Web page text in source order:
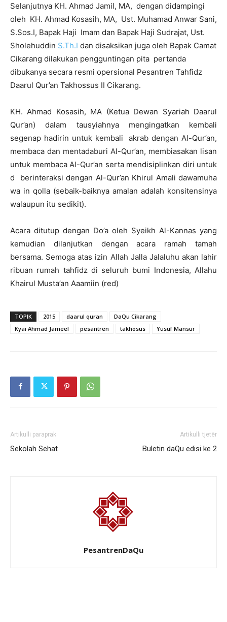
Selanjutnya KH. Ahmad Jamil, MA, dengan didampingi
oleh KH. Ahmad Kosasih, MA, Ust. Muhamad Anwar Sani,
S.Sos.I, Bapak Haji Imam dan Bapak Haji Sudrajat, Ust.
Sholehuddin S.Th.I dan disaksikan juga oleh Bapak Camat
Cikarang dilakukan pengguntingan pita pertanda
dibukanya secara resmi opersional Pesantren Tahfidz
Daarul Qur’an Takhossus II Cikarang.
KH. Ahmad Kosasih, MA (Ketua Dewan Syariah Daarul
Qur’an) dalam tausyiahnya mengingatkan kembali
segenap hadirin untuk kembali akrab dengan Al-Qur’an,
membaca dan mentadaburi Al-Qur’an, membiasakan lisan
untuk membaca Al-Qur’an serta mendisiplinkan diri untuk
d berinteraksi dengan Al-Qur’an Khirul Amali dawamuha
wa in qolla (sebaik-baiknya amalan adalah konsitensinya
walaupun itu sedikit).
Acara ditutup dengan Do’a oleh Syeikh Al-Kannas yang
kemudian dilanjutkan dengan acara ramah tamah
bersama. Semoga atas izin Allah Jalla Jalaluhu akan lahir
ribuan rumah tahfidz di seluruh bumi Indonesia, Allahu
Khairul Musta’an Aaamiin (red)
TOPIK 2015 daarul quran
DaQu Cikarang
Kyai Ahmad Jameel
pesantren takhosus Yusuf Mansur
Artikulli paraprak
Sekolah Sehat
Artikulli tjetër
Buletin daQu edisi ke 2
PesantrenDaQu